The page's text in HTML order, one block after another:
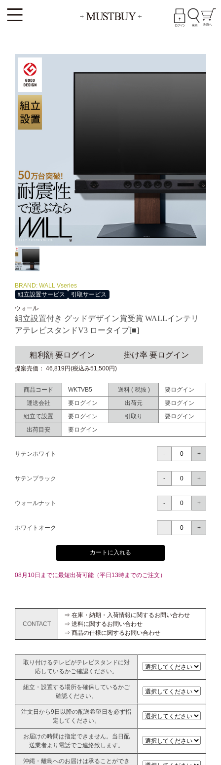
BRAND: WALL Vseries
組立設置サービス
引取サービス
ウォール
組立設置付き グッドデザイン賞受賞 WALLインテリ
アテレビスタンドV3 ロータイプ[■]
粗利額 要ログイン 掛け率 要ログイン
提案売価： 46,819円(税込み51,500円)
商品コード WKTVB5 送料 ( 税抜 )
要ログイン
運送会社
要ログイン 出荷元
要ログイン
組立て設置
要ログイン 引取り
要ログイン
出荷目安
要ログイン
サテンホワイト
サテンブラック
ウォールナット
ホワイトオーク
カートに入れる
08月10日までに最短出荷可能（平日13時までのご注文）
CONTACT
⇒ 在庫・納期・入荷情報に関するお問い合わせ
⇒ 送料に関するお問い合わせ
⇒ 商品の仕様に関するお問い合わせ
取り付けるテレビがテレビスタンドに対
応しているかご確認ください。
組立・設置する場所を確保しているかご
確認ください。
注文日から9日以降の配送希望日を必ず指
定してください。
お届けの時間は指定できません。当日配
送業者より電話でご連絡致します。
沖縄・離島へのお届けは承ることができ